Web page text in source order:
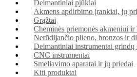
Deimantiniai pjūklai
Akmens apdirbimo įrankiai, jų
Grąžtai
Cheminės priemonės akmeniui ir
Nerūdijančio plieno, bronzos ir
Deimantiniai instrumentai
CNC instrumentai
Smeliavimo aparatai ir jų priedai
Kiti produktai